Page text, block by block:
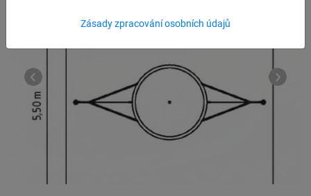
Zásady zpracování osobních údajů